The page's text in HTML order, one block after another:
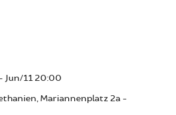
Jun/11 20:00
Mariannenplatz 2a -